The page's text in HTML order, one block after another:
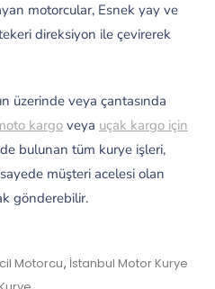
motorcular, Esnek yay ve
direksiyon ile çevirerek
üzerinde veya çantasında
kargo veya uçak kargo için
bulunan tüm kurye işleri,
müşteri acelesi olan
gönderebilir.
Motorcu, İstanbul Motor Kurye